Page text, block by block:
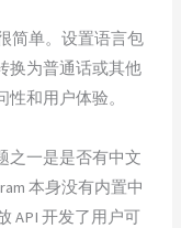
简单。设置语言包
换为普通话或其他
和用户体验。
之一是是否有中文
本身没有内置中
API 开发了用户可